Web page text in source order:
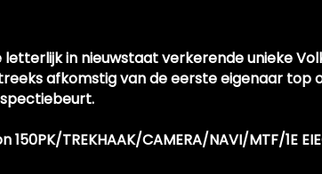
in nieuwstaat verkerende unieke
afkomstig van de eerste eigenaar
TREKHAAK/CAMERA/NAVI/MTF/1E